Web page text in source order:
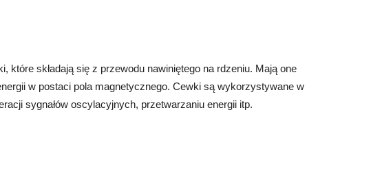
które składają się z przewodu nawiniętego na rdzeniu. Mają one
w postaci pola magnetycznego. Cewki są wykorzystywane w
sygnałów oscylacyjnych, przetwarzaniu energii itp.